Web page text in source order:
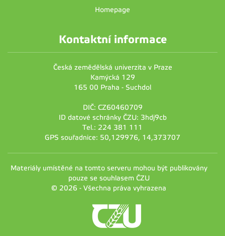
Homepage
Kontaktní informace
Česká zemědělská univerzita v Praze
Kamýcká 129
165 00 Praha - Suchdol
DIČ: CZ60460709
ID datové schránky ČZU: 3hdj9cb
Tel.: 224 381 111
GPS souřadnice: 50,129976, 14,373707
Materiály umístěné na tomto serveru mohou být publikovány
pouze se souhlasem ČZU
© 2026 - Všechna práva vyhrazena